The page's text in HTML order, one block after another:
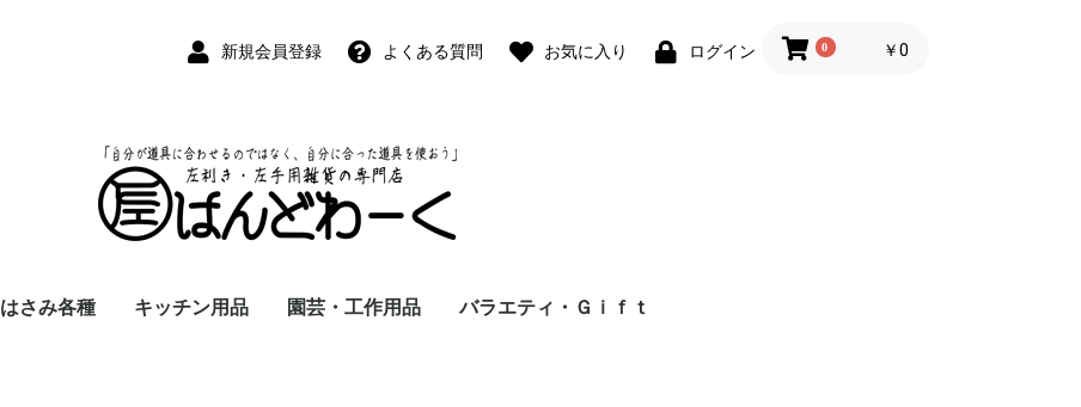
新規会員登録 よくある質問 お気に入り ログイン 0 ￥0
はさみ各種 キッチン用品 園芸・工作用品 バラエティ・Ｇｉｆｔ